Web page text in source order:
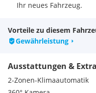
Ihr neues Fahrzeug.
Gerne bieten wir Ihnen
Fahrzeug an! Für eine
letzten 2 Lohnzettel
Ausweiskopie
Vorteile zu diesem
Gewährleistung
Ausstattungen &
2-Zonen-Klimaautomatik